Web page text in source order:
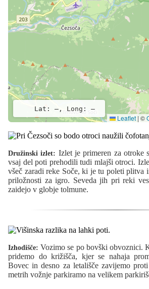
Lat: –, Long: –
Leaflet | ©
Družinski izlet: Izlet je primeren za otroke
vsaj del poti prehodili tudi mlajši otroci.
všeč zaradi reke Soče, ki je tu poleti plitva
priložnosti za igro. Seveda jih pri reki
zaidejo v globje tolmune.
Izhodišče: Vozimo se po bovški obvoznici.
pridemo do križišča, kjer se nahaja
Bovec in desno za letališče zavijemo
metrih vožnje parkiramo na velikem